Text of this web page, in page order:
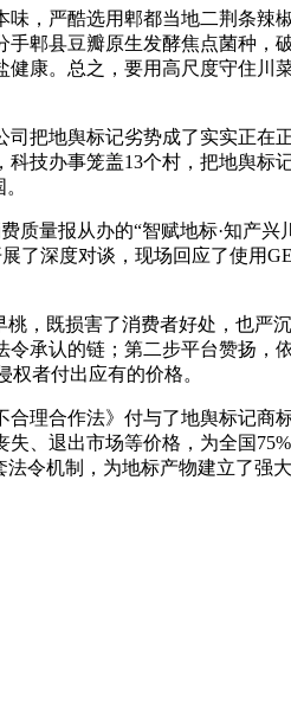
，严酷选用郫都当地二荆条辣
郫县豆瓣原生发酵焦点菌种，
康。总之，要用高尺度守住川
把地舆标记劣势成了实实正在
技办事笼盖13个村，把地舆标
质量报从办的“智赋地标·知产
了深度对谈，现场回应了使用
既损害了消费者好处，也严
承认的链；第二步平台赞扬，
者付出应有的价格。
理合作法》付与了地舆标记商
、退出市场等价格，为全国
令机制，为地标产物建立了强